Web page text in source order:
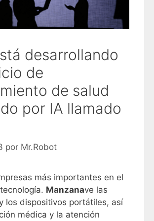
desarrollando
de
de salud
por IA llamado
por Mr.Robot
más importantes en el
Manzanave las
los dispositivos portátiles, así
médica y la atención